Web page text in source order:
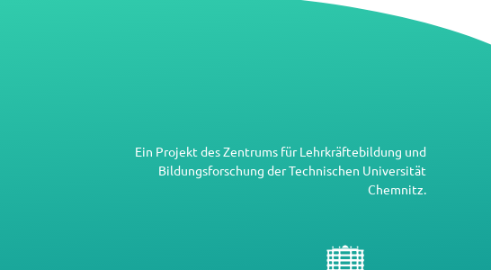
Ein Projekt desZentrums für Lehrkräftebildung und
Bildungsforschung derTechnischen Universität
Chemnitz.